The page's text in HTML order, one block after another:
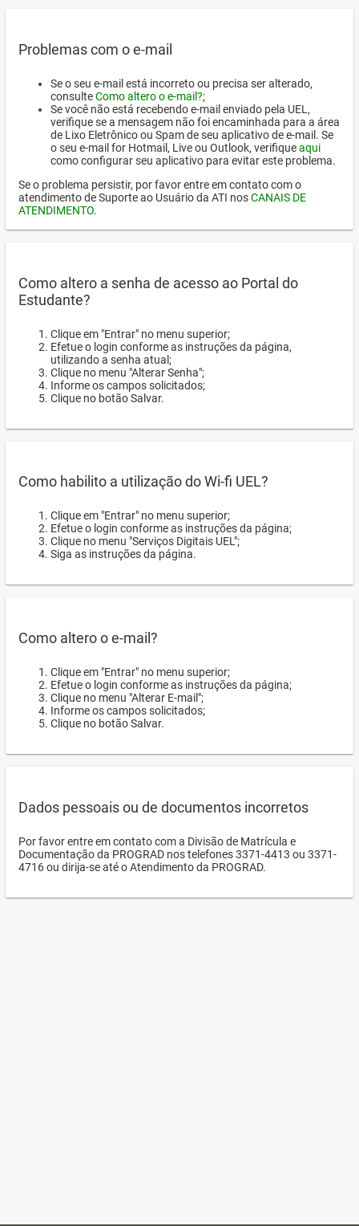
Problemas com o e-mail
Se o seu e-mail está incorreto ou precisa ser alterado,
consulteComo altero o e-mail?;
Se você não está recebendo e-mail enviado pela UEL,
verifique se a mensagem não foi encaminhada para a área
de Lixo Eletrônico ou Spam de seu aplicativo de e-mail. Se
o seu e-mail for Hotmail, Live ou Outlook, verifiqueaqui
como configurar seu aplicativo para evitar este problema.
Se o problema persistir, por favor entre em contato com o
atendimento de Suporte ao Usuário da ATI nosCANAIS DE
ATENDIMENTO.
Como altero a senha de acesso ao Portal do
Estudante?
Clique em "Entrar" no menu superior;
Efetue o login conforme as instruções da página,
utilizando a senha atual;
Clique no menu "Alterar Senha";
Informe os campos solicitados;
Clique no botão Salvar.
Como habilito a utilização do Wi-fi UEL?
Clique em "Entrar" no menu superior;
Efetue o login conforme as instruções da página;
Clique no menu "Serviços Digitais UEL";
Siga as instruções da página.
Como altero o e-mail?
Clique em "Entrar" no menu superior;
Efetue o login conforme as instruções da página;
Clique no menu "Alterar E-mail";
Informe os campos solicitados;
Clique no botão Salvar.
Dados pessoais ou de documentos incorretos
Por favor entre em contato com a Divisão de Matrícula e
Documentação da PROGRAD nos telefones 3371-4413 ou 3371-
4716 ou dirija-se até o Atendimento da PROGRAD.